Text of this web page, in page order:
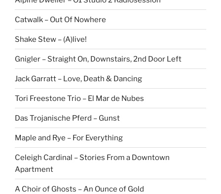
Catwalk – Out Of Nowhere
Shake Stew – (A)live!
Gnigler – Straight On, Downstairs, 2nd Door Left
Jack Garratt – Love, Death & Dancing
Tori Freestone Trio – El Mar de Nubes
Das Trojanische Pferd – Gunst
Maple and Rye – For Everything
Celeigh Cardinal – Stories From a Downtown
Apartment
A Choir of Ghosts – An Ounce of Gold